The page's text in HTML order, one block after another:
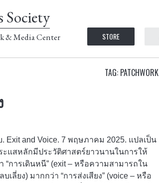
Society
& Media Center STORE
TAG: PATCHWORK
and Voice. 7 พฤษภาคม 2025. แปลเป็น
แสหลักมีประวัติศาสตร์ยาวนานในการให้
การเดินหนี” (exit – หรือความสามารถใน
ลี่ยง) มากกว่า “การส่งเสียง” (voice – หรือ